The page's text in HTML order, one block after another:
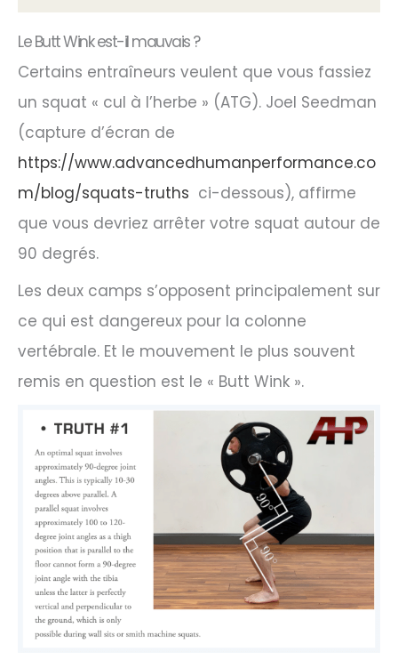
Le Butt Wink est-il mauvais ?
Certains entraîneurs veulent que vous fassiez
un squat « cul à l’herbe » (ATG). Joel Seedman
(capture d’écran de
https://www.advancedhumanperformance.co
m/blog/squats-truths ci-dessous), affirme
que vous devriez arrêter votre squat autour de
90 degrés.
Les deux camps s’opposent principalement sur
ce qui est dangereux pour la colonne
vertébrale. Et le mouvement le plus souvent
remis en question est le « Butt Wink ».